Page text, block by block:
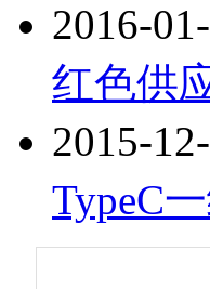
2016-
红色供
2015-
TypeC